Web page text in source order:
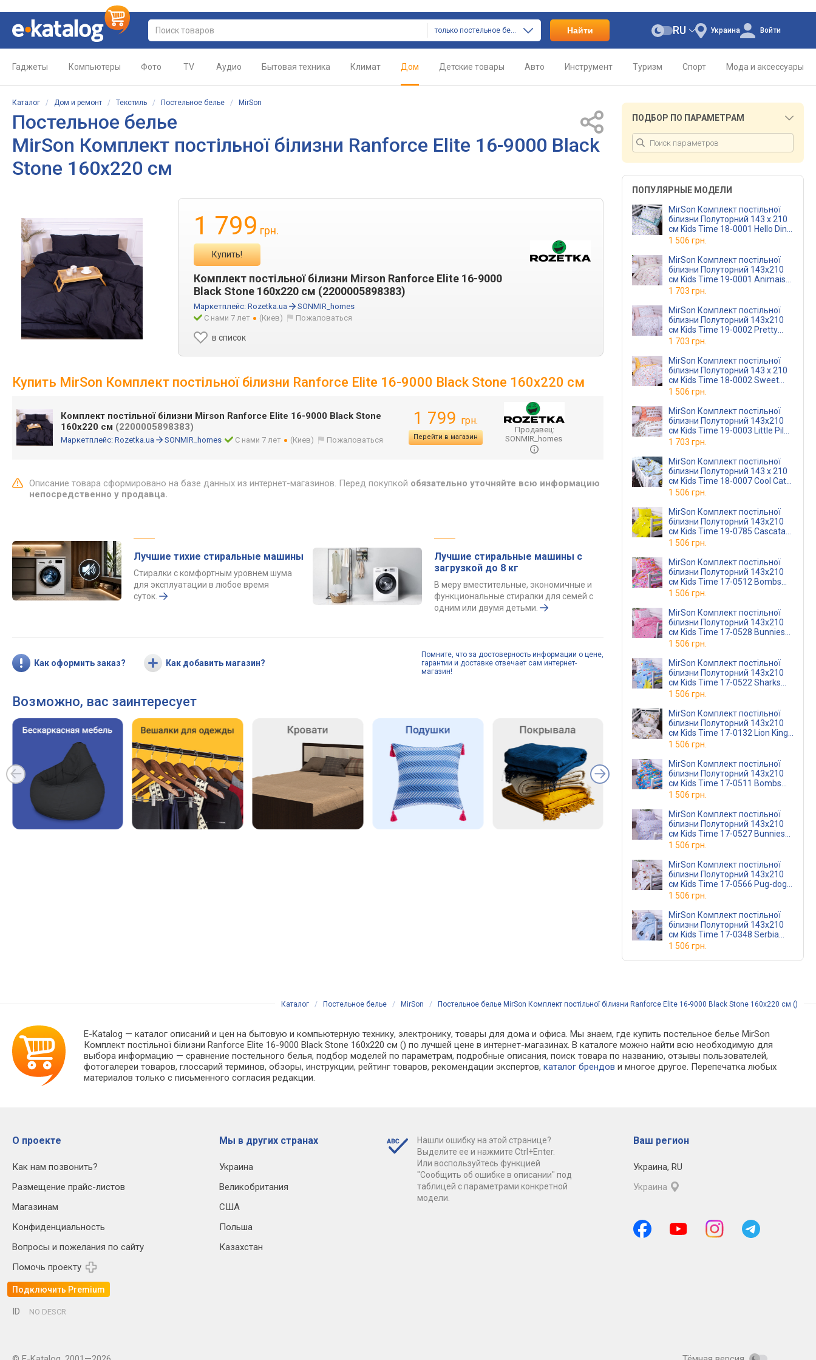
только постельное белье Найти Украина
RU Войти
Гаджеты Компьютеры Фото TV Аудио Бытовая техника Климат Дом Детские товары Авто Инструмент Туризм Спорт Мода и аксессуары
Каталог / Дом и ремонт / Текстиль / Постельное белье / MirSon
Постельное белье
MirSon Комплект постільної білизни Ranforce Elite 16-9000 Black
Stone 160х220 см
1 799 грн.
Купить!
Комплект постільної білизни Mirson Ranforce Elite 16-9000
Black Stone 160х220 см (2200005898383)
Маркетплейс: Rozetka.ua
SONMIR_homes
С нами 7 лет
(Киев) Пожаловаться
в список
Купить MirSon Комплект постільної білизни Ranforce Elite 16-9000 Black Stone 160х220 см
Комплект постільної білизни Mirson Ranforce Elite 16-9000 Black Stone
160х220 см (2200005898383)
Маркетплейс: Rozetka.ua SONMIR_homes С нами 7 лет (Киев) Пожаловаться
1 799 грн.
Перейти в магазин
Продавец:
SONMIR_homes
Описание товара сформировано на базе данных из интернет-магазинов. Перед покупкой обязательно уточняйте всю информацию
непосредственно у продавца.
Лучшие тихие стиральные машины
Стиралки с комфортным уровнем шума
для эксплуатации в любое время
суток.
Лучшие стиральные машины с
загрузкой до 8 кг
В меру вместительные, экономичные и
функциональные стиралки для семей с
одним или двумя детьми.
Как оформить заказ? Как добавить магазин?
Помните, что за достоверность информации о цене,
гарантии и доставке отвечает сам интернет-
магазин!
Возможно, вас заинтересует
ПОДБОР ПО ПАРАМЕТРАМ
ПОПУЛЯРНЫЕ МОДЕЛИ
MirSon Комплект постільної
білизни Полуторний 143 x 210
см Kids Time 18-0001 Hello Dino
Бязь
1 506 грн.
MirSon Комплект постільної
білизни Полуторний 143х210
см Kids Time 19-0001 Animais
Ranforce Elite
1 703 грн.
MirSon Комплект постільної
білизни Полуторний 143х210
см Kids Time 19-0002 Pretty
Bears Ranforce Elite
1 703 грн.
MirSon Комплект постільної
білизни Полуторний 143 x 210
см Kids Time 18-0002 Sweet
Home Бязь
1 506 грн.
MirSon Комплект постільної
білизни Полуторний 143х210
см Kids Time 19-0003 Little Pilot
Ranforce Elite
1 703 грн.
MirSon Комплект постільної
білизни Полуторний 143 x 210
см Kids Time 18-0007 Cool Cat
Бязь
1 506 грн.
MirSon Комплект постільної
білизни Полуторний 143х210
см Kids Time 19-0785 Cascata
Бязь
1 506 грн.
MirSon Комплект постільної
білизни Полуторний 143х210
см Kids Time 17-0512 Bombs
pink Бязь
1 506 грн.
MirSon Комплект постільної
білизни Полуторний 143х210
см Kids Time 17-0528 Bunnies
pink Бязь
1 506 грн.
MirSon Комплект постільної
білизни Полуторний 143х210
см Kids Time 17-0522 Sharks
are fun Бязь
1 506 грн.
MirSon Комплект постільної
білизни Полуторний 143х210
см Kids Time 17-0132 Lion King
Бязь
1 506 грн.
MirSon Комплект постільної
білизни Полуторний 143х210
см Kids Time 17-0511 Bombs
Бязь
1 506 грн.
MirSon Комплект постільної
білизни Полуторний 143х210
см Kids Time 17-0527 Bunnies
Бязь
1 506 грн.
MirSon Комплект постільної
білизни Полуторний 143х210
см Kids Time 17-0566 Pug-dog
Бязь
1 506 грн.
MirSon Комплект постільної
білизни Полуторний 143х210
см Kids Time 17-0348 Serbia
Бязь
1 506 грн.
Каталог / Постельное белье / MirSon / Постельное белье MirSon Комплект постільної білизни Ranforce Elite 16-9000 Black Stone 160х220 см ()
E-Katalog — каталог описаний и цен на бытовую и компьютерную технику, электронику, товары для дома и офиса. Мы знаем, где купить постельное белье MirSon
Комплект постільної білизни Ranforce Elite 16-9000 Black Stone 160х220 см () по лучшей цене в интернет-магазинах. В каталоге можно найти всю необходимую для
выбора информацию — сравнение постельного белья, подбор моделей по параметрам, подробные описания, поиск товара по названию, отзывы пользователей,
фотогалереи товаров, глоссарий терминов, обзоры, инструкции, рейтинг товаров, рекомендации экспертов,каталог брендов и многое другое. Перепечатка любых
материалов только с письменного согласия редакции.
О проекте
Как нам позвонить?
Размещение прайс-листов
Магазинам
Конфиденциальность
Вопросы и пожелания по сайту
Помочь проекту
Подключить Premium
Мы в других странах
Украина
Великобритания
США
Польша
Казахстан
Нашли ошибку на этой странице?
Выделите ее и нажмите Ctrl+Enter.
Или воспользуйтесь функцией
"Сообщить об ошибке в описании" под
таблицей с параметрами конкретной
модели.
Ваш регион
Украина, RU
Украина
ID NO DESCR